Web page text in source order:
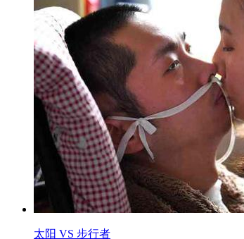
太阳 VS 步行者